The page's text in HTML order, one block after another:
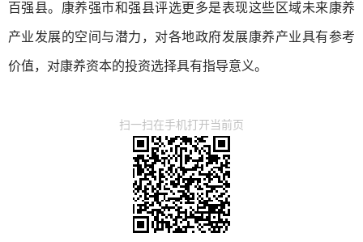
百强县。康养强市和强县评选更多是表现这些区域未来康养
产业发展的空间与潜力，对各地政府发展康养产业具有参考
价值，对康养资本的投资选择具有指导意义。
扫一扫在手机打开当前页